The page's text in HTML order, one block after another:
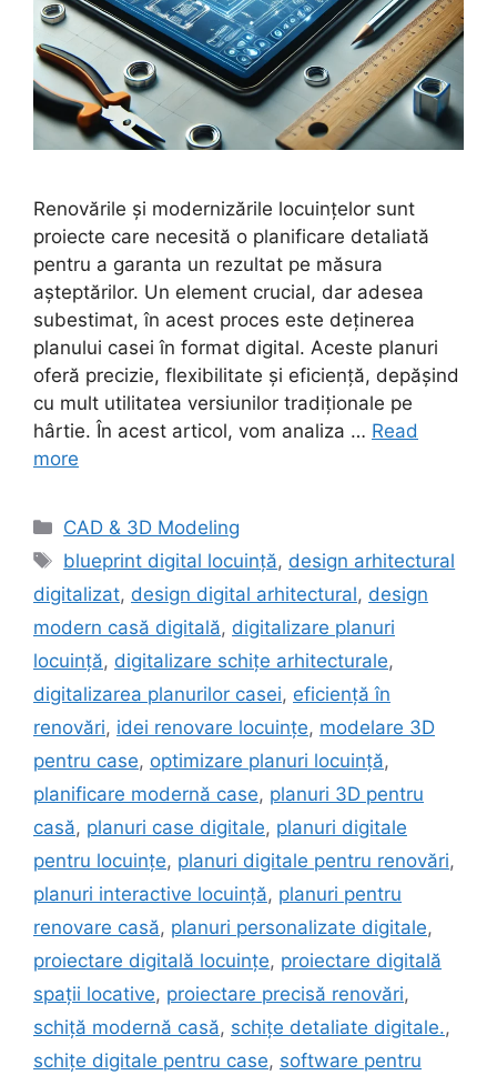
Renovările și modernizările locuințelor sunt
proiecte care necesită o planificare detaliată
pentru a garanta un rezultat pe măsura
așteptărilor. Un element crucial, dar adesea
subestimat, în acest proces este deținerea
planului casei în format digital. Aceste planuri
oferă precizie, flexibilitate și eficiență, depășind
cu mult utilitatea versiunilor tradiționale pe
hârtie. În acest articol, vom analiza … Read
more
Categories
CAD & 3D Modeling
Tags
blueprint digital locuință, design arhitectural
digitalizat, design digital arhitectural, design
modern casă digitală, digitalizare planuri
locuință, digitalizare schițe arhitecturale,
digitalizarea planurilor casei, eficiență în
renovări, idei renovare locuințe, modelare 3D
pentru case, optimizare planuri locuință,
planificare modernă case, planuri 3D pentru
casă, planuri case digitale, planuri digitale
pentru locuințe, planuri digitale pentru renovări,
planuri interactive locuință, planuri pentru
renovare casă, planuri personalizate digitale,
proiectare digitală locuințe, proiectare digitală
spații locative, proiectare precisă renovări,
schiță modernă casă, schițe detaliate digitale.,
schițe digitale pentru case, software pentru